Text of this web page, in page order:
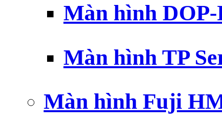
Màn hình DOP-
Màn hình TP
Màn hình Fuji